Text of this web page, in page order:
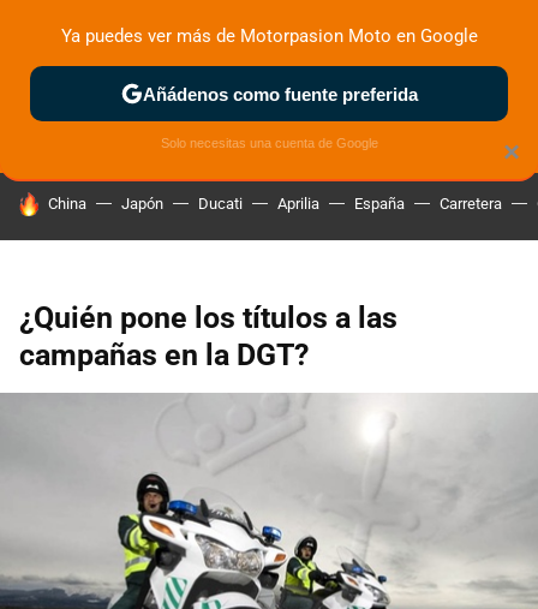
ZONA DE PRUEBAS DEPORTIVAS MOTOS ELÉCTRICAS
HOY SE HABLA DE
China Japón Ducati Aprilia España Carretera
¿Quién pone los títulos a las
campañas en la DGT?
×
Ya puedes ver más de Motorpasion Moto en Google
Añádenos como fuente preferida
Solo necesitas una cuenta de Google